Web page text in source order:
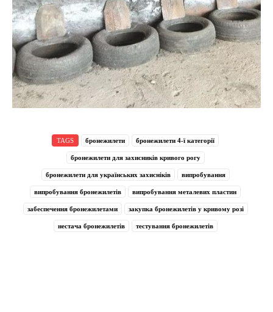
TAGS бронежилети бронежилети 4-ї категорії
бронежилети для захисників кривого рогу
бронежилети для українських захисніків випробування
випробування бронежилетів випробування металевих пластин
забеспечення бронежилетами закупка бронежилетів у кривому розі
нестача бронежилетів тестування бронежилетів